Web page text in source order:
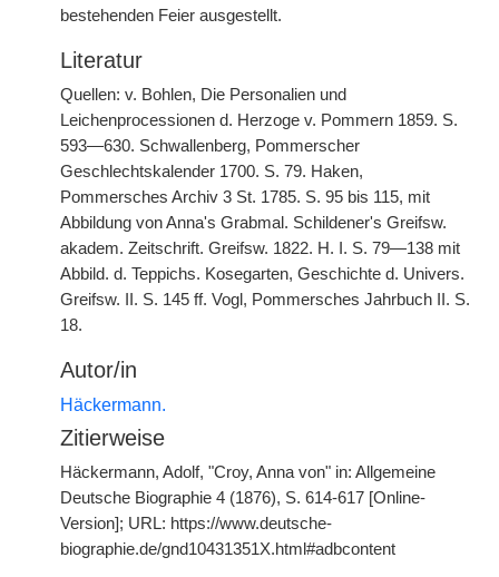
bestehenden Feier ausgestellt.
Literatur
Quellen: v. Bohlen, Die Personalien und
Leichenprocessionen d. Herzoge v. Pommern 1859. S.
593—630. Schwallenberg, Pommerscher
Geschlechtskalender 1700. S. 79. Haken,
Pommersches Archiv 3 St. 1785. S. 95 bis 115, mit
Abbildung von Anna's Grabmal. Schildener's Greifsw.
akadem. Zeitschrift. Greifsw. 1822. H. I. S. 79—138 mit
Abbild. d. Teppichs. Kosegarten, Geschichte d. Univers.
Greifsw. II. S. 145 ff. Vogl, Pommersches Jahrbuch II. S.
18.
Autor/in
Häckermann.
Zitierweise
Häckermann, Adolf, "Croy, Anna von" in: Allgemeine
Deutsche Biographie 4 (1876), S. 614-617 [Online-
Version]; URL: https://www.deutsche-
biographie.de/gnd10431351X.html#adbcontent